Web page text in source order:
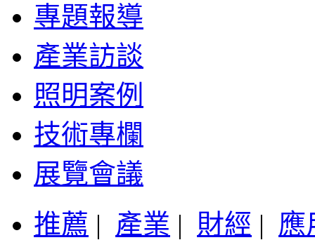
專題報導
產業訪談
照明案例
技術專欄
展覽會議
推薦 | 產業 | 財經 | 應